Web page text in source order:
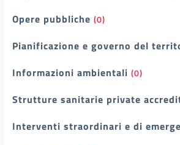
Opere pubbliche (0)
Pianificazione e governo del
Informazioni ambientali (0)
Strutture sanitarie private
Interventi straordinari e di